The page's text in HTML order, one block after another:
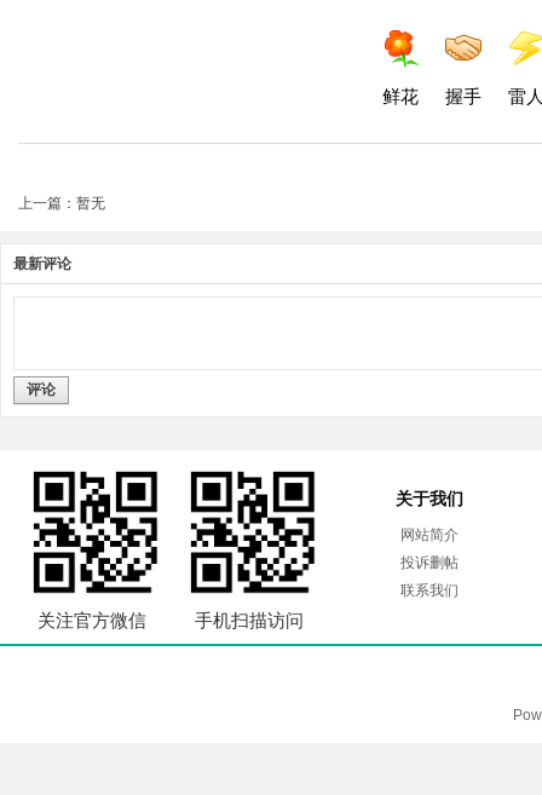
鲜花 握手 雷
上一篇：暂无
最新评论
评论
关注官方微信 手机扫描访问
关于我们
网站简介
投诉删帖
联系我们